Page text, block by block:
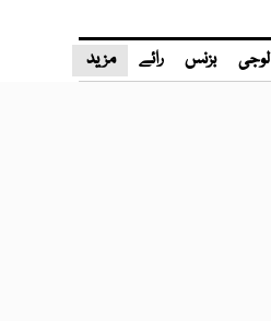
بزنس رائے مزید